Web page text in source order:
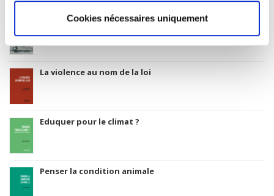
Cookies nécessaires uniquement
Rome, promenades sociologiques
La violence au nom de la loi
Eduquer pour le climat ?
Penser la condition animale